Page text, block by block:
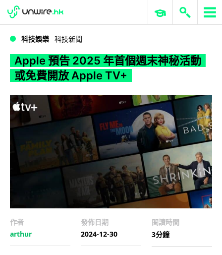
WWDC 2026 ERP 與商業 AI
科技娛樂 科技新聞
Apple 預告 2025 年首個週末神秘活動
或免費開放 Apple TV+
作者
arthur
發佈日期
2024-12-30
閱讀時間
3分鐘